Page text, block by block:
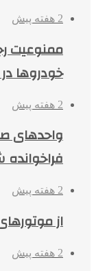
2 هفته پیش
ممنوعیت
خودروها در
2 هفته پیش
واحدهای
2 هفته پیش
از
2 هفته پیش